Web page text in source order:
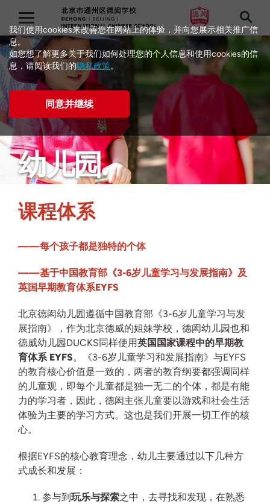
幼儿园
课程体系
——每个孩子都是独特的个体
——基于中国教育部《3-6岁儿童学习与发展指南》及
英国早期教育体系EYFS
北京德闳幼儿园遵循中国教育部《3-6岁儿童学习与发
展指南》， 作为北京德威的姐妹学校，德闳幼儿园也和
德威幼儿园DUCKS同样使用英国国家课程中的早期教
育体系 EYFS。《3-6岁儿童学习和发展指南》与EYFS
的教育核心价值是一致的，两者的教育纲要都强调同样
的儿童观，即每个儿童都是独一无二的个体，都是有能
力的学习者，因此，德闳主张儿童要以游戏和社会生活
体验为主要的学习方式。这也是我们开展一切工作的核
心。
根据EYFS的核心教育理念，幼儿主要通过以下几种方
式成长和发展：
参与到 玩乐与探索之中，去寻找和发现，在熟悉
我们使用cookies来改善您在网站上的体验，并向您展示相关推广信
息。
如您想了解更多关于我们如何处理您的个人信息和使用cookies的信
息，请阅读我们的隐私政策。
同意并继续